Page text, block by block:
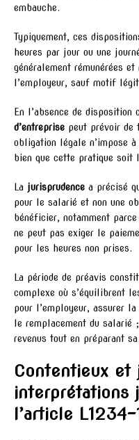
embauche.
Typiquement, ces
heures par jour ou une
généralement rémunérées
l’employeur, sauf motif
En l’absence de disposition
d’entreprise peut prévoir de
obligation légale n’impose à
bien que cette pratique soit
La jurisprudence a précisé
pour le salarié et non une
bénéficier, notamment
ne peut pas exiger le
pour les heures non prises.
La période de préavis
complexe où s’équilibrent
pour l’employeur, assurer
le remplacement du salarié
revenus tout en préparant
Contentieux et
interprétations
l’article L1234-